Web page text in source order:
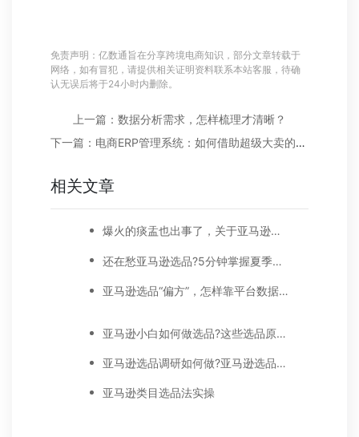
免责声明：亿数通旨在分享跨境电商知识，部分文章转载于
网络，如有冒犯，请提供相关证明资料联系本站客服，待确
认无误后将于24小时内删除。
上一篇：数据分析需求，怎样梳理才清晰？
下一篇：电商ERP管理系统：如何借助超级大卖的ERP经验建立自己的系统?
相关文章
爆火的痰盂也出事了，关于亚马逊选品还敢随便开玩笑吗?
还在愁亚马逊选品?5分钟掌握夏季欧美亚时尚选品最新趋势!
亚马逊选品“偏方”，怎样靠平台数据做好选品?
亚马逊小白如何做选品?这些选品原则不了解会吃大亏
亚马逊选品调研如何做?亚马逊选品调研方法详解
亚马逊类目选品法实操